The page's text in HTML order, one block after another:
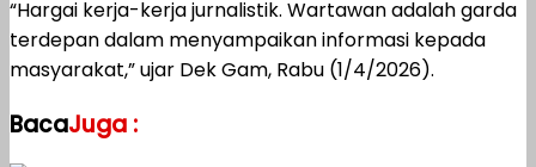
“Hargai kerja-kerja jurnalistik. Wartawan adalah garda
terdepan dalam menyampaikan informasi kepada
masyarakat,” ujar Dek Gam, Rabu (1/4/2026).
BacaJuga :